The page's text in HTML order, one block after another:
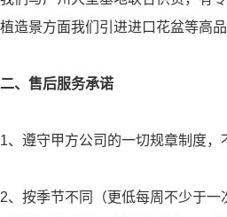
植造景方面我们引进进口花盆等高品
二、售后服务承诺
1、遵守甲方公司的一切规章制度
2、按季节不同（更低每周不少于